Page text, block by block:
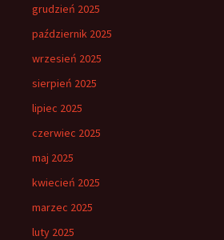
grudzień 2025
październik 2025
wrzesień 2025
sierpień 2025
lipiec 2025
czerwiec 2025
maj 2025
kwiecień 2025
marzec 2025
luty 2025